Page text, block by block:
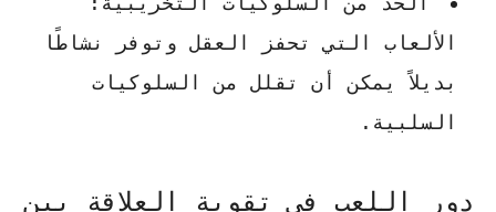
الألعاب التي تحفز العقل وتوفر نشاطًا
بديلاً يمكن أن تقلل من السلوكيات
السلبية.
دور اللعب في تقوية العلاقة بين